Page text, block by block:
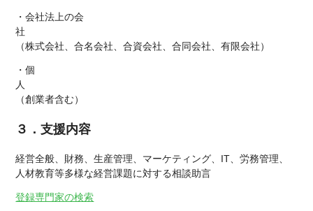
・会社法上の会
（株式会社、合名会社、合資会社、合同会社、有限会社）
・個
（創業者含む）
３．支援内容
経営全般、財務、生産管理、マーケティング、IT、労務管理、
人材教育等多様な経営課題に対する相談助言
登録専門家の検索